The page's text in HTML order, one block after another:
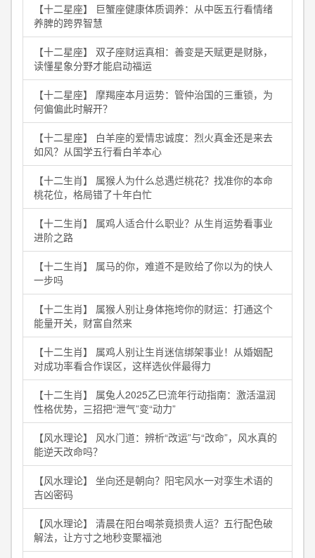
【十二星座】 巨蟹座健康体质调养：从中医五行看情绪
养脾的跨界智慧
【十二星座】 双子座财运真相：善变是天赋更是财脉，
读懂星象分野才能启动福运
【十二星座】 摩羯座本月运势：管仲治国的三重锁，为
何偏偏此时解开？
【十二星座】 白羊座的爱情忠诚度：烈火真金还是来去
如风？从国学五行看白羊本心
【十二生肖】 属猴人为什么总遇烂桃花？找准你的本命
桃花位，格局错了十年白忙
【十二生肖】 属鸡人适合什么职业？从生肖运势看事业
进阶之路
【十二生肖】 属马的你，难道不是败给了你以为的快人
一步吗
【十二生肖】 属猴人别让身体拖垮你的财运：打通这个
能量开关，财富自然来
【十二生肖】 属鸡人别让生肖迷信绑架事业！从婚姻配
对成功率看合作误区，这样选伙伴最得力
【十二生肖】 属兔人2025乙巳流年行动指南：激活温润
性格优势，三招把“泄气”变“动力”
【风水理论】 风水门道：辨析“改运”与“改命”，风水真的
能逆天改命吗？
【风水理论】 坐向还是朝向？阳宅风水一对孪生术语的
吉凶密码
【风水理论】 清晨在阳台喝茶竟损贵人运？五行配色破
解法，让方寸之地秒变聚福池